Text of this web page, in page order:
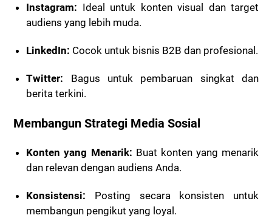
Instagram: Ideal untuk konten visual dan target
audiens yang lebih muda.
LinkedIn: Cocok untuk bisnis B2B dan profesional.
Twitter: Bagus untuk pembaruan singkat dan
berita terkini.
Membangun Strategi Media Sosial
Konten yang Menarik: Buat konten yang menarik
dan relevan dengan audiens Anda.
Konsistensi: Posting secara konsisten untuk
membangun pengikut yang loyal.